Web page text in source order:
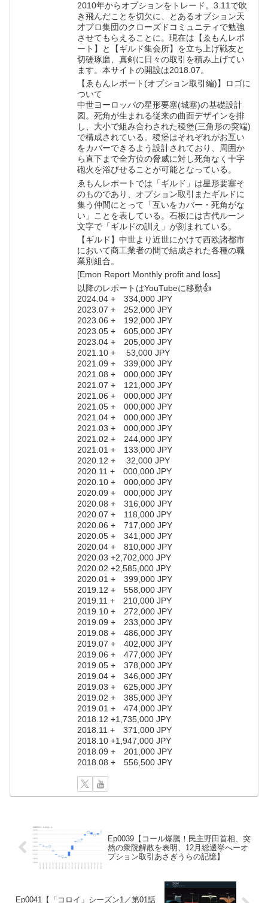
2010年からオプションをトレード。3.11で吹
き飛んだことを切欠に、とあるオプション天
才プロ集団のクローズドコミュニティで勉強
させてもらえることに。現在は【ゑもんレポ
ート】と【ギルド集会所】を立ち上げ戦友と
切磋琢磨、真剣に日々の取引を積み上げてい
ます。本サイトの開設は2018.07。
【ゑもんレポート(オプション取引編)】ロゴに
ついて
中世ヨーロッパの星形要塞(城塞)の基礎設計
図。死角が生まれる従来の曲面デザインを排
し、大小で組み合わされた稜堡(三角形の突端)
で構成されている。稜堡はそれぞれがお互い
をカバーできるよう設計されており、周囲か
ら直下まで全方位の脅威に対し死角なく十字
砲火を浴びせることが可能となっている。
ゑもんレポートでは「ギルド」は星形要塞そ
のものであり、オプション取引またギルドに
集う仲間にとって「互いをカバー・死角がな
い」ことを表している。石板には古代ルーン
文字で「ギルドの訓え」が刻まれている。
【ギルド】中世より近世にかけて西欧諸都市
において商工業者の間で結成された各種の職
業別組合。
[Emon Report Monthly profit and loss]
以降のレポートはYouTubeに移動👍
2024.04 + 334,000 JPY
2023.07 + 252,000 JPY
2023.06 + 192,000 JPY
2023.05 + 605,000 JPY
2023.04 + 205,000 JPY
2021.10 + 53,000 JPY
2021.09 + 339,000 JPY
2021.08 + 000,000 JPY
2021.07 + 121,000 JPY
2021.06 + 000,000 JPY
2021.05 + 000,000 JPY
2021.04 + 000,000 JPY
2021.03 + 000,000 JPY
2021.02 + 244,000 JPY
2021.01 + 133,000 JPY
2020.12 + 32,000 JPY
2020.11 + 000,000 JPY
2020.10 + 000,000 JPY
2020.09 + 000,000 JPY
2020.08 + 316,000 JPY
2020.07 + 118,000 JPY
2020.06 + 717,000 JPY
2020.05 + 341,000 JPY
2020.04 + 810,000 JPY
2020.03 +2,702,000 JPY
2020.02 +2,585,000 JPY
2020.01 + 399,000 JPY
2019.12 + 558,000 JPY
2019.11 + 210,000 JPY
2019.10 + 272,000 JPY
2019.09 + 233,000 JPY
2019.08 + 486,000 JPY
2019.07 + 402,000 JPY
2019.06 + 477,000 JPY
2019.05 + 378,000 JPY
2019.04 + 346,000 JPY
2019.03 + 625,000 JPY
2019.02 + 385,000 JPY
2019.01 + 474,000 JPY
2018.12 +1,735,000 JPY
2018.11 + 371,000 JPY
2018.10 +1,947,000 JPY
2018.09 + 201,000 JPY
2018.08 + 556,500 JPY
Ep0039【コール爆騰！民主野田首相、突
然の衆院解散を表明、12月総選挙へーオ
プション取引あさぎうらの記憶】
Ep0041【「コロイ」シーズン1／第01話